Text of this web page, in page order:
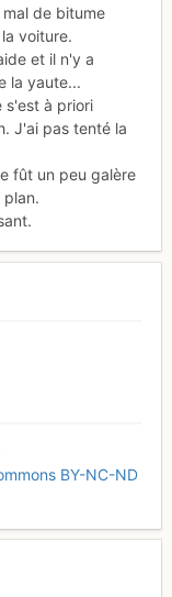
de bitume
voiture.
et il n'y a
la yaute...
s'est à priori
J'ai pas tenté la
fût un peu galère
plan.
BY-NC-ND